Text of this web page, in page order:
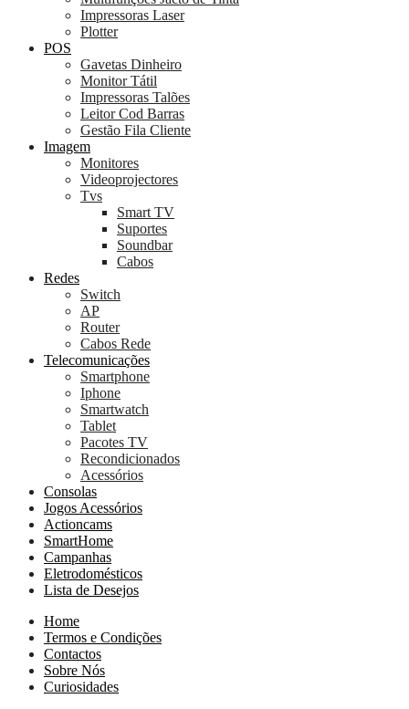
Impressoras Laser
Plotter
POS
Gavetas Dinheiro
Monitor Tátil
Impressoras Talões
Leitor Cod Barras
Gestão Fila Cliente
Imagem
Monitores
Videoprojectores
Tvs
Smart TV
Suportes
Soundbar
Cabos
Redes
Switch
AP
Router
Cabos Rede
Telecomunicações
Smartphone
Iphone
Smartwatch
Tablet
Pacotes TV
Recondicionados
Acessórios
Consolas
Jogos Acessórios
Actioncams
SmartHome
Campanhas
Eletrodomésticos
Lista de Desejos
Home
Termos e Condições
Contactos
Sobre Nós
Curiosidades